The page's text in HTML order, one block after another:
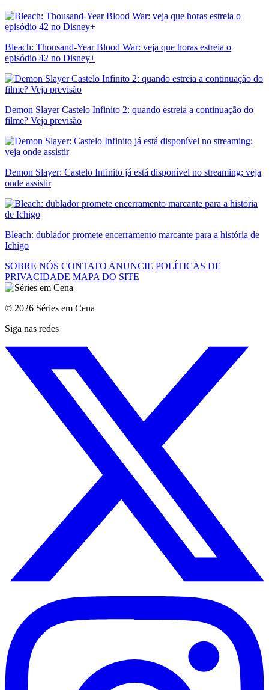
Bleach: Thousand-Year Blood War: veja que horas estreia o
episódio 42 no Disney+
Demon Slayer Castelo Infinito 2: quando estreia a continuação do
filme? Veja previsão
Demon Slayer: Castelo Infinito já está disponível no streaming; veja
onde assistir
Bleach: dublador promete encerramento marcante para a história de
Ichigo
SOBRE NÓS CONTATO ANUNCIE POLÍTICAS DE
PRIVACIDADE MAPA DO SITE
© 2026 Séries em Cena
Siga nas redes